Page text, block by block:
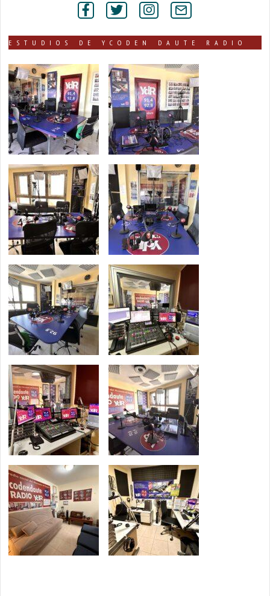
ESTUDIOS DE YCODEN DAUTE RADIO